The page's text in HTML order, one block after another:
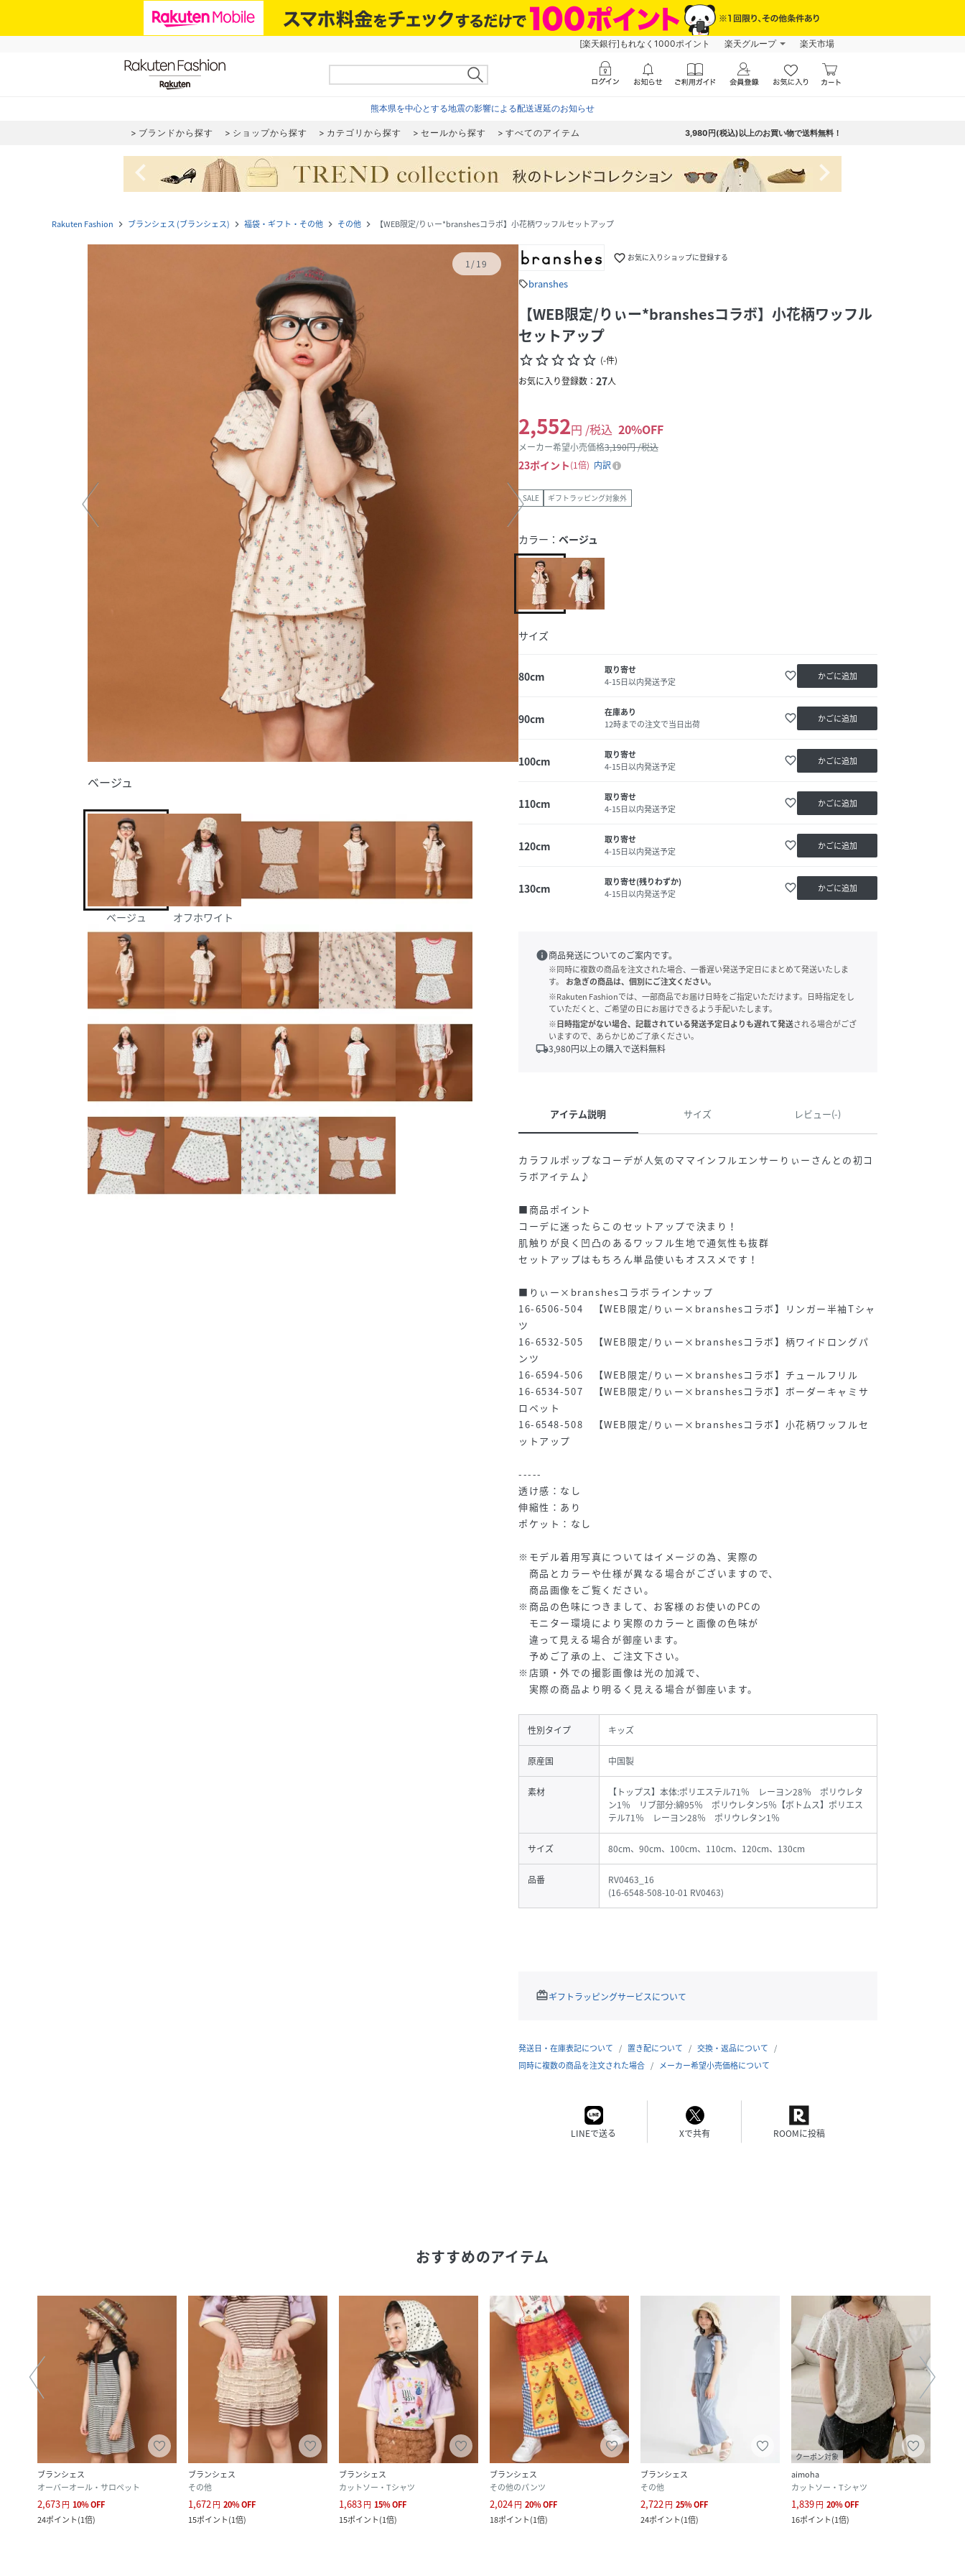
[楽天銀行]もれなく1000ポイント 楽天グループ 楽天市場
熊本県を中心とする地震の影響による配送遅延のお知らせ
ブランドから探す ショップから探す カテゴリから探す セールから探す すべてのアイテム 3,980円(税込)以上のお買い物で送料無料！
navigate_before navigate_next
Rakuten Fashion navigate_next ブランシェス (ブランシェス) navigate_next 福袋・ギフト・その他 navigate_next その他 navigate_next 【WEB限定/りぃー*branshesコラボ】小花柄ワッフルセットアップ
1/19
ベージュ
ベージュ オフホワイト
favorite_border お気に入りショップに登録する
sellbranshes
【WEB限定/りぃー*branshesコラボ】小花柄ワッフル
セットアップ
star_borderstar_borderstar_borderstar_borderstar_border (-件)
お気に入り登録数： 27人
2,552円 /税込 20%OFF
メーカー希望小売価格3,190円 /税込
23ポイント 1倍 内訳
SALE ギフトラッピング対象外
カラー： ベージュ
サイズ
80cm
取り寄せ
4-15日以内発送予定
favorite_border かごに追加
90cm
在庫あり
12時までの注文で当日出荷
favorite_border かごに追加
100cm
取り寄せ
4-15日以内発送予定
favorite_border かごに追加
110cm
取り寄せ
4-15日以内発送予定
favorite_border かごに追加
120cm
取り寄せ
4-15日以内発送予定
favorite_border かごに追加
130cm
取り寄せ(残りわずか)
4-15日以内発送予定
favorite_border かごに追加
info商品発送についてのご案内です。
※同時に複数の商品を注文された場合、一番遅い発送予定日にまとめて発送いたしま
す。
お急ぎの商品は、個別にご注文ください。
※Rakuten Fashionでは、一部商品でお届け日時をご指定いただけます。日時指定をし
ていただくと、ご希望の日にお届けできるよう手配いたします。
※日時指定がない場合、記載されている発送予定日よりも遅れて発送される場合がござ
いますので、あらかじめご了承ください。
local_shipping3,980円以上の購入で送料無料
アイテム説明 サイズ レビュー(-)
カラフルポップなコーデが人気のママインフルエンサーりぃーさんとの初コ
ラボアイテム♪
■商品ポイント
コーデに迷ったらこのセットアップで決まり！
肌触りが良く凹凸のあるワッフル生地で通気性も抜群
セットアップはもちろん単品使いもオススメです！
■りぃー×branshesコラボラインナップ
16-6506-504 【WEB限定/りぃー×branshesコラボ】リンガー半袖Tシャ
ツ
16-6532-505 【WEB限定/りぃー×branshesコラボ】柄ワイドロングパ
ンツ
16-6594-506 【WEB限定/りぃー×branshesコラボ】チュールフリル
16-6534-507 【WEB限定/りぃー×branshesコラボ】ボーダーキャミサ
ロペット
16-6548-508 【WEB限定/りぃー×branshesコラボ】小花柄ワッフルセ
ットアップ
-----
透け感：なし
伸縮性：あり
ポケット：なし
※モデル着用写真についてはイメージの為、実際の
商品とカラーや仕様が異なる場合がございますので、
商品画像をご覧ください。
※商品の色味につきまして、お客様のお使いのPCの
モニター環境により実際のカラーと画像の色味が
違って見える場合が御座います。
予めご了承の上、ご注文下さい。
※店頭・外での撮影画像は光の加減で、
実際の商品より明るく見える場合が御座います。
性別タイプ キッズ
原産国 中国製
素材
【トップス】本体:ポリエステル71％ レーヨン28％ ポリウレタ
ン1％ リブ部分:綿95％ ポリウレタン5％【ボトムス】ポリエス
テル71％ レーヨン28％ ポリウレタン1％
サイズ 80cm、90cm、100cm、110cm、120cm、130cm
品番
RV0463_16
(16-6548-508-10-01 RV0463)
redeemギフトラッピングサービスについて
発送日・在庫表記について 置き配について
交換・返品について
同時に複数の商品を注文された場合
メーカー希望小売価格について
LINEで送る Xで共有 ROOMに投稿
おすすめのアイテム
ブランシェス
オーバーオール・サロペット
2,673円 10%OFF
24ポイント(1倍)
ブランシェス
その他
1,672円 20%OFF
15ポイント(1倍)
ブランシェス
カットソー・Tシャツ
1,683円 15%OFF
15ポイント(1倍)
ブランシェス
その他のパンツ
2,024円 20%OFF
18ポイント(1倍)
ブランシェス
その他
2,722円 25%OFF
24ポイント(1倍)
クーポン対象
aimoha
カットソー・Tシャツ
1,839円 20%OFF
16ポイント(1倍)